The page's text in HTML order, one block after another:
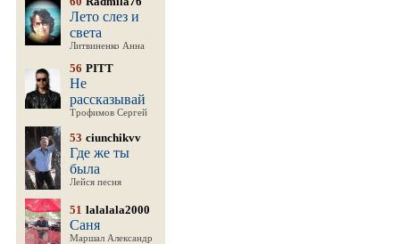
Лето слез и
света
Литвиненко Анна
56 PITT
Не
рассказывай
Трофимов Сергей
53 ciunchikvv
Где же ты
была
Лейся песня
51 lalalala2000
Саня
Маршал Александр